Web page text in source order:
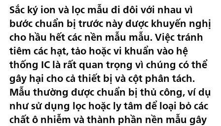
Sắc ký ion và lọc mẫu đi đôi với nhau vì
bước chuẩn bị trước này được khuyến nghị
cho hầu hết các nền mẫu mẫu. Việc tránh
tiêm các hạt, tảo hoặc vi khuẩn vào hệ
thống IC là rất quan trọng vì chúng có thể
gây hại cho cả thiết bị và cột phân tách.
Mẫu thường được chuẩn bị thủ công, ví dụ
như sử dụng lọc hoặc ly tâm để loại bỏ các
chất ô nhiễm và thành phần nền mẫu gây